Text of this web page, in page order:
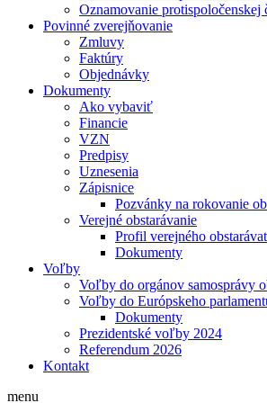
Oznamovanie
Povinné zverejňovanie
Zmluvy
Faktúry
Objednávky
Dokumenty
Ako vybaviť
Financie
VZN
Predpisy
Uznesenia
Zápisnice
Pozvánky na rokovanie
Verejné obstarávanie
Profil verejného
Dokumenty
Voľby
Voľby do orgánov samosprávy
Voľby do Európskeho
Dokumenty
Prezidentské voľby 2024
Referendum 2026
Kontakt
menu